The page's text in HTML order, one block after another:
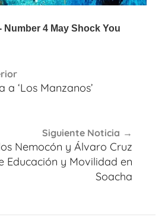
a ‘Los Manzanos’
Siguiente Noticia
Nemocón y Álvaro Cruz
Educación y Movilidad en
Soacha